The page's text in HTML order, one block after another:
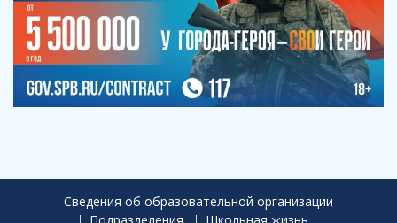
Сведения об образовательной организации